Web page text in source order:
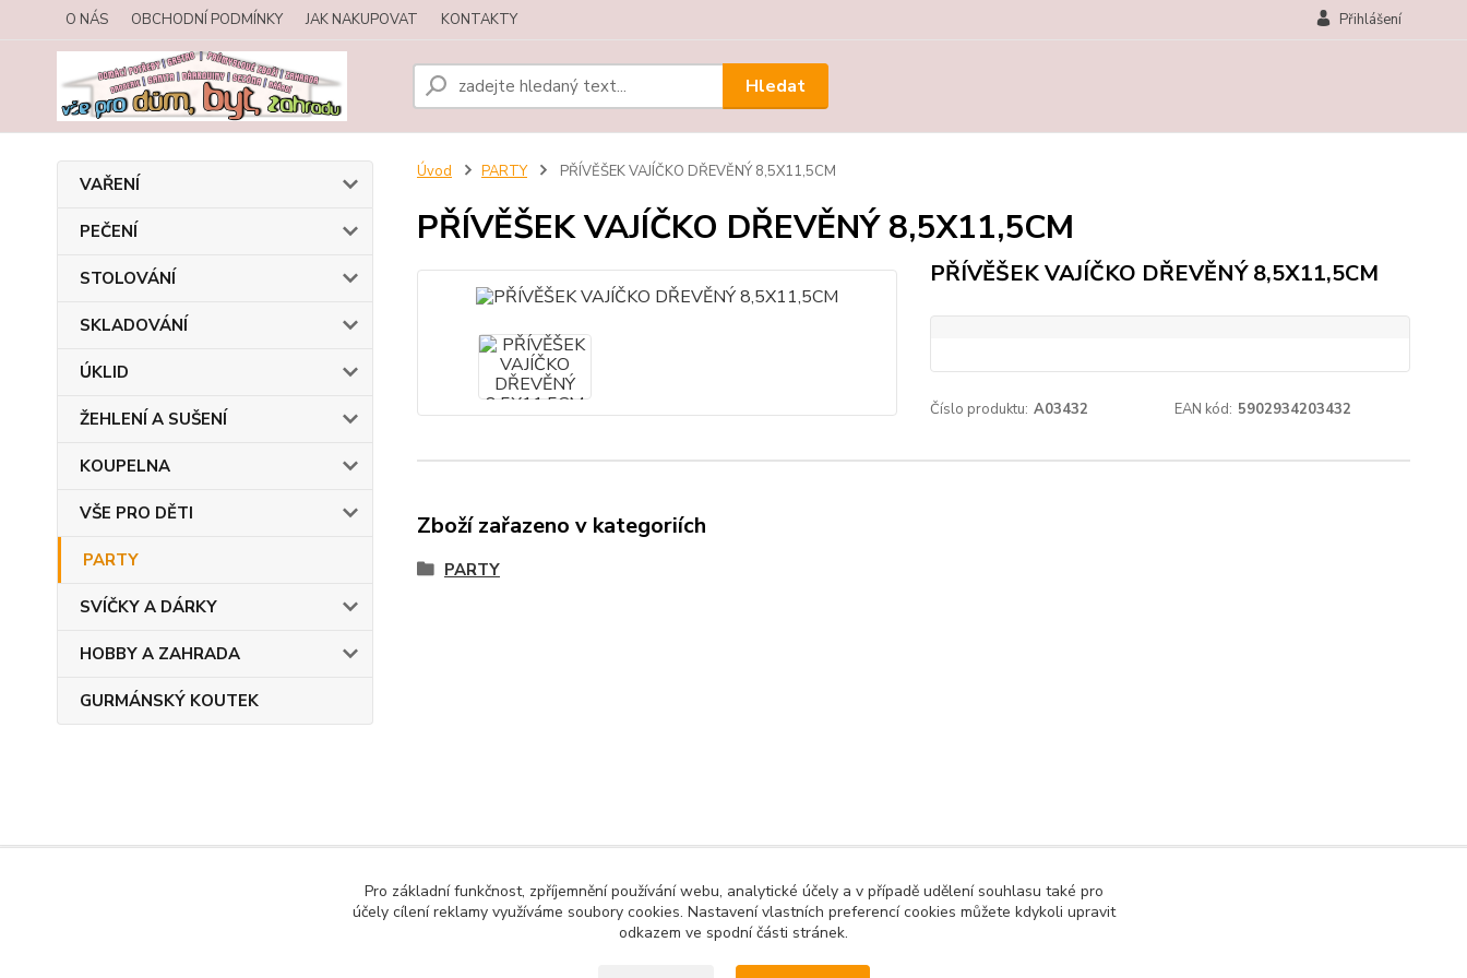
O NÁS OBCHODNÍ PODMÍNKY JAK NAKUPOVAT KONTAKTY Přihlášení
Hledat
VAŘENÍ
PEČENÍ
STOLOVÁNÍ
SKLADOVÁNÍ
ÚKLID
ŽEHLENÍ A SUŠENÍ
KOUPELNA
VŠE PRO DĚTI
PARTY
SVÍČKY A DÁRKY
HOBBY A ZAHRADA
GURMÁNSKÝ KOUTEK
Úvod PARTY PŘÍVĚŠEK VAJÍČKO DŘEVĚNÝ 8,5X11,5CM
PŘÍVĚŠEK VAJÍČKO DŘEVĚNÝ 8,5X11,5CM
PŘÍVĚŠEK VAJÍČKO DŘEVĚNÝ 8,5X11,5CM
Číslo produktu: A03432 EAN kód: 5902934203432
Zboží zařazeno v kategoriích
PARTY
Pro základní funkčnost, zpříjemnění používání webu, analytické účely a v případě udělení souhlasu také pro
účely cílení reklamy využíváme soubory cookies. Nastavení vlastních preferencí cookies můžete kdykoli upravit
odkazem ve spodní části stránek.